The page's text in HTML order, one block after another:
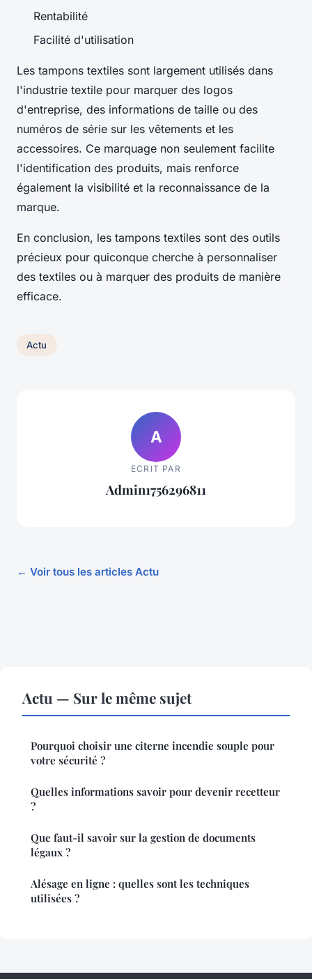
Rentabilité
Facilité d'utilisation
Les tampons textiles sont largement utilisés dans
l'industrie textile pour marquer des logos
d'entreprise, des informations de taille ou des
numéros de série sur les vêtements et les
accessoires. Ce marquage non seulement facilite
l'identification des produits, mais renforce
également la visibilité et la reconnaissance de la
marque.
En conclusion, les tampons textiles sont des outils
précieux pour quiconque cherche à personnaliser
des textiles ou à marquer des produits de manière
efficace.
Actu
A
ECRIT PAR
Admin1756296811
← Voir tous les articles Actu
Actu — Sur le même sujet
Pourquoi choisir une citerne incendie souple pour
votre sécurité ?
Quelles informations savoir pour devenir recetteur
?
Que faut-il savoir sur la gestion de documents
légaux ?
Alésage en ligne : quelles sont les techniques
utilisées ?